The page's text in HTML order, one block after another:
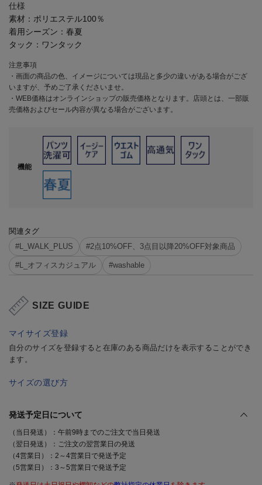
仕様
素材： ポリエステル100％
着用シーズン： 春夏
タック： ワンタック
注意事項
・画面の商品の色、イメージについては現品と多少の違いがある場合がござ
いますが、予めご了承くださいませ。
・WEB価格はオンラインショップの販売価格となります。店頭とは、一部販
売価格およびセール内容が異なる場合がございます。
機能
関連タグ
#L_WALK_PLUS
#2点10%OFF、3点目以降20%OFF対象商品
#L_オフィスカジュアル #washable
SIZE GUIDE
マイサイズ登録
自分のサイズを登録すると在庫のある商品だけを表示することができ
ます。
サイズの選び方
発送予定日について
（当日発送）：午前9時までのご注文で当日発送
（翌日発送）：ご注文の翌営業日の発送
（4営業日）：2～4営業日で発送予定
（5営業日）：3～5営業日で発送予定